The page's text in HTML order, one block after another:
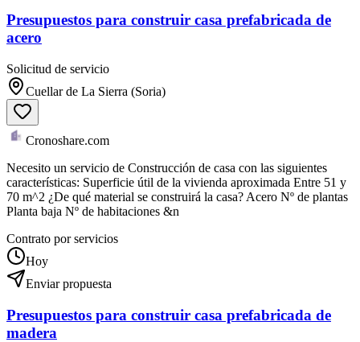
Presupuestos para construir casa prefabricada de
acero
Solicitud de servicio
Cuellar de La Sierra (Soria)
Cronoshare.com
Necesito un servicio de Construcción de casa con las siguientes
características: Superficie útil de la vivienda aproximada Entre 51 y
70 m^2 ¿De qué material se construirá la casa? Acero Nº de plantas
Planta baja Nº de habitaciones &n
Contrato por servicios
Hoy
Enviar propuesta
Presupuestos para construir casa prefabricada de
madera